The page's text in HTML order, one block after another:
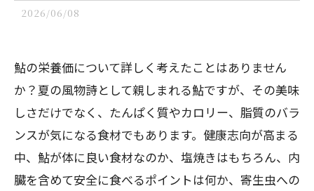
2026/06/08
鮎の栄養価について詳しく考えたことはありません
か？夏の風物詩として親しまれる鮎ですが、その美味
しさだけでなく、たんぱく質やカロリー、脂質のバラ
ンスが気になる食材でもあります。健康志向が高まる
中、鮎が体に良い食材なのか、塩焼きはもちろん、内
臓を含めて安全に食べるポイントは何か、寄生虫への